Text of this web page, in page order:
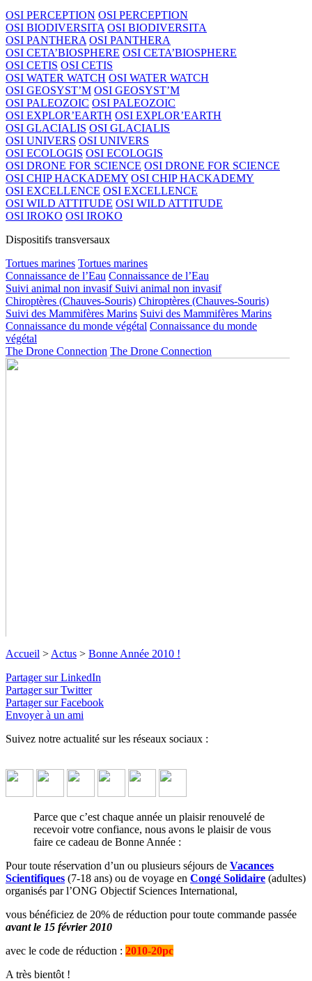
OSI PERCEPTION OSI PERCEPTION
OSI BIODIVERSITA OSI BIODIVERSITA
OSI PANTHERA OSI PANTHERA
OSI CETA’BIOSPHERE OSI CETA’BIOSPHERE
OSI CETIS OSI CETIS
OSI WATER WATCH OSI WATER WATCH
OSI GEOSYST’M OSI GEOSYST’M
OSI PALEOZOIC OSI PALEOZOIC
OSI EXPLOR’EARTH OSI EXPLOR’EARTH
OSI GLACIALIS OSI GLACIALIS
OSI UNIVERS OSI UNIVERS
OSI ECOLOGIS OSI ECOLOGIS
OSI DRONE FOR SCIENCE OSI DRONE FOR SCIENCE
OSI CHIP HACKADEMY OSI CHIP HACKADEMY
OSI EXCELLENCE OSI EXCELLENCE
OSI WILD ATTITUDE OSI WILD ATTITUDE
OSI IROKO OSI IROKO
Dispositifs transversaux
Tortues marines Tortues marines
Connaissance de l’Eau Connaissance de l’Eau
Suivi animal non invasif Suivi animal non invasif
Chiroptères (Chauves-Souris) Chiroptères (Chauves-Souris)
Suivi des Mammifères Marins Suivi des Mammifères Marins
Connaissance du monde végétal Connaissance du monde
végétal
The Drone Connection The Drone Connection
Bonne Année 2010 !
Profitez de démarrer l'année en beauté !
détaillé plus bas ↓
Accueil > Actus > Bonne Année 2010 !
Partager sur LinkedIn
Partager sur Twitter
Partager sur Facebook
Envoyer à un ami
Suivez notre actualité sur les réseaux sociaux :
Parce que c’est chaque année un plaisir renouvelé de
recevoir votre confiance, nous avons le plaisir de vous
faire ce cadeau de Bonne Année :
Pour toute réservation d’un ou plusieurs séjours de Vacances
Scientifiques (7-18 ans) ou de voyage en Congé Solidaire (adultes)
organisés par l’ONG Objectif Sciences International,
vous bénéficiez de 20% de réduction pour toute commande passée
avant le 15 février 2010
avec le code de réduction : 2010-20pc
A très bientôt !